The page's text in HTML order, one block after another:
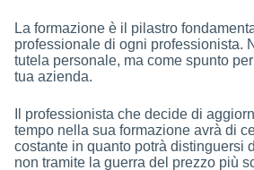
La formazione è il pilastro
professionale di ogni professionista.
tutela personale, ma come spunto
tua azienda.
Il professionista che decide di
tempo nella sua formazione avrà di
costante in quanto potrà distinguersi
non tramite la guerra del prezzo più